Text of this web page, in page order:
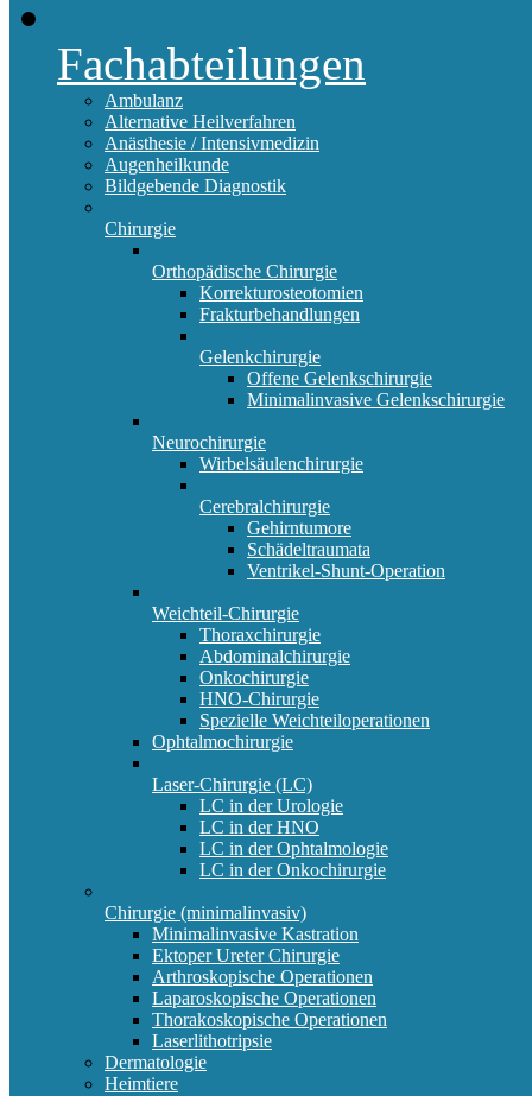
Fachabteilungen
Ambulanz
Alternative Heilverfahren
Anästhesie / Intensivmedizin
Augenheilkunde
Bildgebende Diagnostik
Chirurgie
Orthopädische Chirurgie
Korrekturosteotomien
Frakturbehandlungen
Gelenkchirurgie
Offene Gelenkschirurgie
Minimalinvasive Gelenkschirurgie
Neurochirurgie
Wirbelsäulenchirurgie
Cerebralchirurgie
Gehirntumore
Schädeltraumata
Ventrikel-Shunt-Operation
Weichteil-Chirurgie
Thoraxchirurgie
Abdominalchirurgie
Onkochirurgie
HNO-Chirurgie
Spezielle Weichteiloperationen
Ophtalmochirurgie
Laser-Chirurgie (LC)
LC in der Urologie
LC in der HNO
LC in der Ophtalmologie
LC in der Onkochirurgie
Chirurgie (minimalinvasiv)
Minimalinvasive Kastration
Ektoper Ureter Chirurgie
Arthroskopische Operationen
Laparoskopische Operationen
Thorakoskopische Operationen
Laserlithotripsie
Dermatologie
Heimtiere